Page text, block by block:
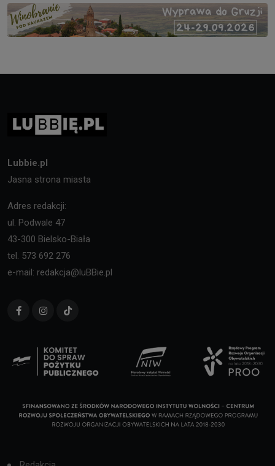
Lubbie.pl
Jasna strona miasta
Adres redakcji:
ul. Podwale 47
43-300 Bielsko-Biała
tel. 573 692 276
e-mail: redakcja@luBBie.pl